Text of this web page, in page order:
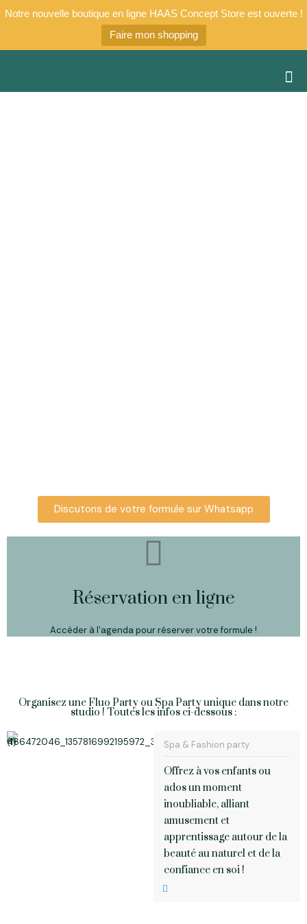
Notre nouvelle boutique en ligne HAAS Concept Store est ouverte !
Faire mon shopping
Discutons de votre formule sur Whatsapp
Réservation en ligne
Accéder à l'agenda pour réserver votre formule !
Organisez une Fluo Party ou Spa Party unique dans notre
studio ! Toutes les infos ci-dessous :
Spa & Fashion party
Offrez à vos enfants ou
ados un moment
inoubliable, alliant
amusement et
apprentissage autour de la
beauté au naturel et de la
confiance en soi !